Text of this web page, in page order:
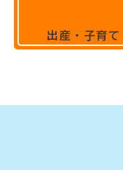
出産・子育て